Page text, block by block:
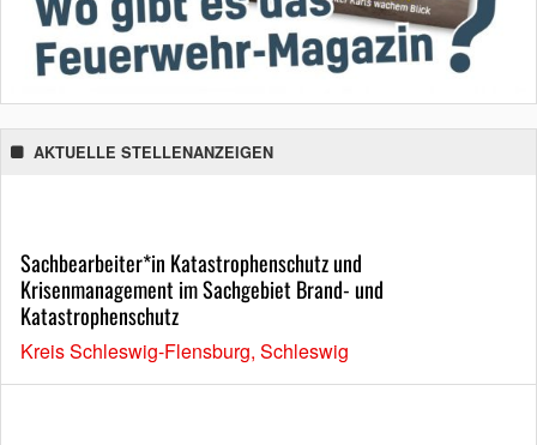
AKTUELLE STELLENANZEIGEN
Sachbearbeiter*in Katastrophenschutz und
Krisenmanagement im Sachgebiet Brand- und
Katastrophenschutz
Kreis Schleswig-Flensburg, Schleswig